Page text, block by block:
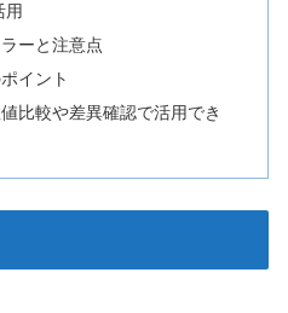
用
ーと注意点
イント
比較や差異確認で活用でき